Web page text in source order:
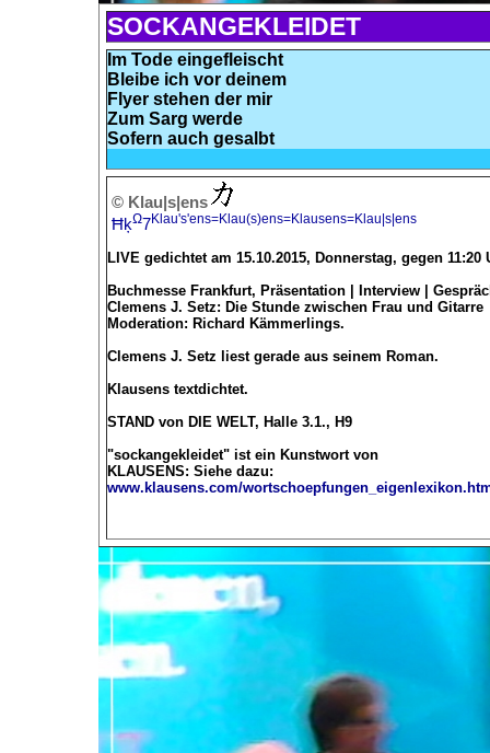
SOCKANGEKLEIDET
Im Tode eingefleischt
Bleibe ich vor deinem
Flyer stehen der mir
Zum Sarg werde
Sofern auch gesalbt
© Klau|s|ens
ĦķΩ7Klau's'ens=Klau(s)ens=Klausens=Klau|s|ens
LIVE gedichtet am 15.10.2015, Donnerstag, gegen 11:20
Buchmesse Frankfurt, Präsentation | Interview |
Clemens J. Setz: Die Stunde zwischen Frau und Gitarre
Moderation: Richard Kämmerlings.
Clemens J. Setz liest gerade aus seinem Roman.
Klausens textdichtet.
STAND von DIE WELT, Halle 3.1., H9
"sockangekleidet" ist ein Kunstwort von
KLAUSENS: Siehe dazu:
www.klausens.com/